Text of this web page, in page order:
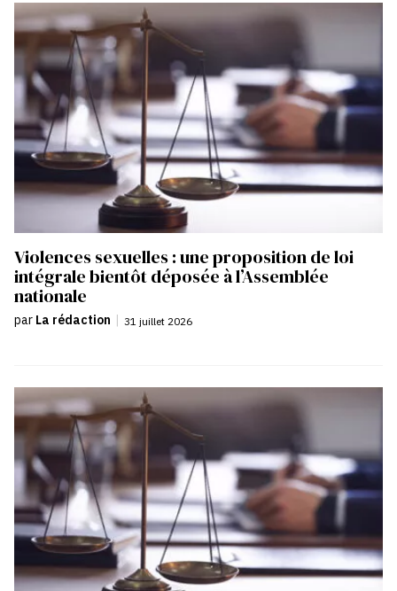
Violences sexuelles : une proposition de loi
intégrale bientôt déposée à l’Assemblée
nationale
par La rédaction | 31 juillet 2026